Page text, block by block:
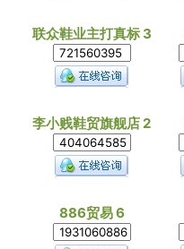
联众鞋业主打真标 3
李小贱鞋贸旗舰店 2
886贸易 6